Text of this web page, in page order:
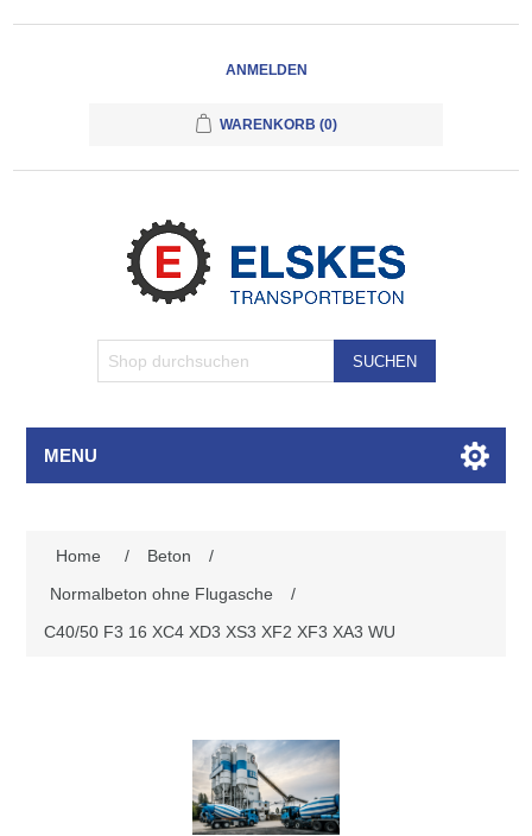
ANMELDEN
WARENKORB (0)
SUCHEN
MENU
Home / Beton
/
Normalbeton ohne Flugasche
/
C40/50 F3 16 XC4 XD3 XS3 XF2 XF3 XA3 WU